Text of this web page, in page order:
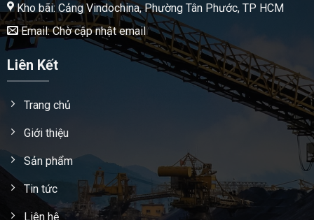
Kho bãi: Cảng Vindochina, Phường Tân Phước, TP HCM
Email: Chờ cập nhật email
Liên Kết
Trang chủ
Giới thiệu
Sản phẩm
Tin tức
Liên hệ